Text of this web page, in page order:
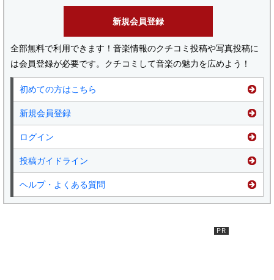
新規会員登録
全部無料で利用できます！音楽情報のクチコミ投稿や写真投稿に
は会員登録が必要です。クチコミして音楽の魅力を広めよう！
初めての方はこちら
新規会員登録
ログイン
投稿ガイドライン
ヘルプ・よくある質問